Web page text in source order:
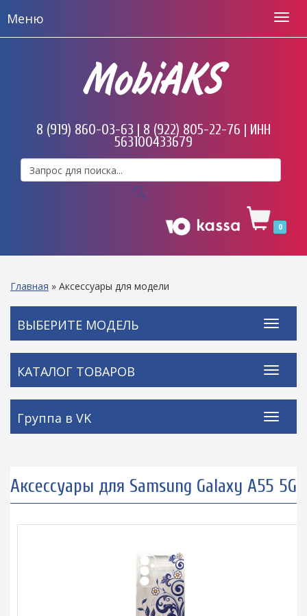
Меню
MobiAKS
8 (919) 860-03-63 | 8 (922) 805-22-76 | ИНН
563100433679
0
Главная » Аксессуары для модели
ВЫБЕРИТЕ МОДЕЛЬ
КАТАЛОГ ТОВАРОВ
Группа в VK
Аксессуары для Samsung Galaxy A55 5G